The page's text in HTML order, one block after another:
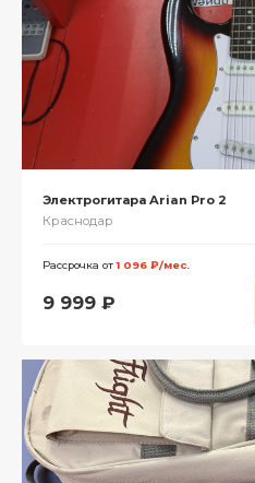
Электрогитара Arian Pro 2
Краснодар
Рассрочка от1 096 ₽/мес.
9 999 ₽